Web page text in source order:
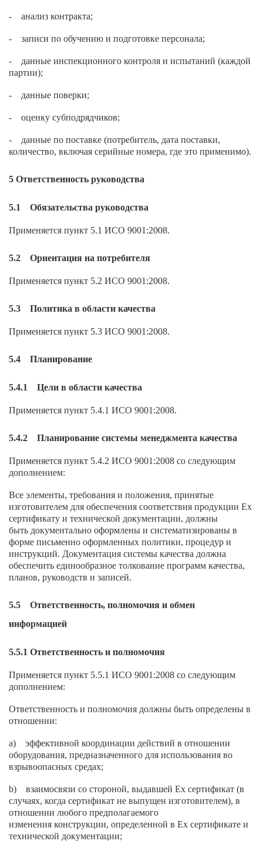
- анализ контракта;
- записи по обучению и подготовке персонала;
- данные инспекционного контроля и испытаний (каждой
партии);
- данные поверки;
- оценку субподрядчиков;
- данные по поставке (потребитель, дата поставки,
количество, включая серийные номера, где это применимо).
5 Ответственность руководства
5.1 Обязательства руководства
Применяется пункт 5.1 ИСО 9001:2008.
5.2 Ориентация на потребителя
Применяется пункт 5.2 ИСО 9001:2008.
5.3 Политика в области качества
Применяется пункт 5.3 ИСО 9001:2008.
5.4 Планирование
5.4.1 Цели в области качества
Применяется пункт 5.4.1 ИСО 9001:2008.
5.4.2 Планирование системы менеджмента качества
Применяется пункт 5.4.2 ИСО 9001:2008 со следующим
дополнением:
Все элементы, требования и положения, принятые
изготовителем для обеспечения соответствия продукции Ех
сертификату и технической документации, должны
быть документально оформлены и систематизированы в
форме письменно оформленных политики, процедур и
инструкций. Документация системы качества должна
обеспечить единообразное толкование программ качества,
планов, руководств и записей.
5.5 Ответственность, полномочия и обмен
информацией
5.5.1 Ответственность и полномочия
Применяется пункт 5.5.1 ИСО 9001:2008 со следующим
дополнением:
Ответственность и полномочия должны быть определены в
отношении:
a) эффективной координации действий в отношении
оборудования, предназначенного для использования во
взрывоопасных средах;
b) взаимосвязи со стороной, выдавшей Ех сертификат (в
случаях, когда сертификат не выпущен изготовителем), в
отношении любого предполагаемого
изменения конструкции, определенной в Ех сертификате и
технической документации;